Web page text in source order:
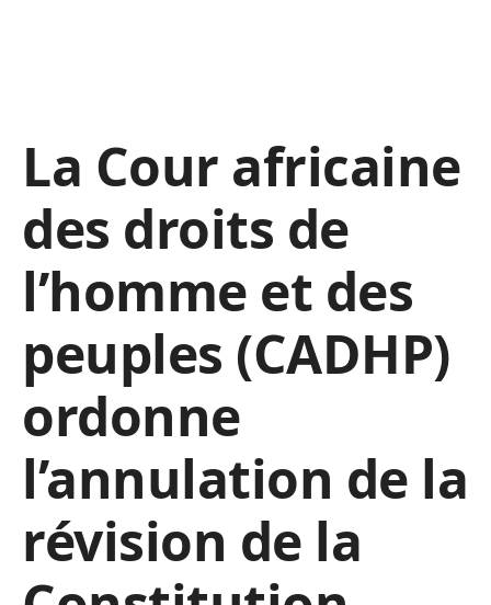
La Cour africaine
des droits de
l’homme et des
peuples (CADHP)
ordonne
l’annulation de la
révision de la